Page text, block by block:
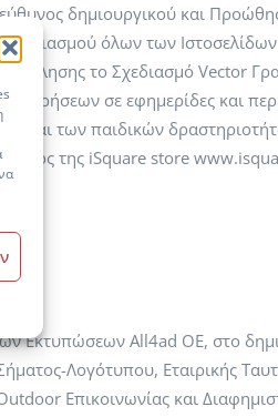
δημιουργικού και
Σχεδιασμού όλων των
το Σχεδιασμό Vector
σε εφημερίδες και
και των παιδικών
της iSquare store
Εκτυπώσεων All4ad ΟΕ, στο
Λογότυπου, Εταιρικής
Επικοινωνίας και